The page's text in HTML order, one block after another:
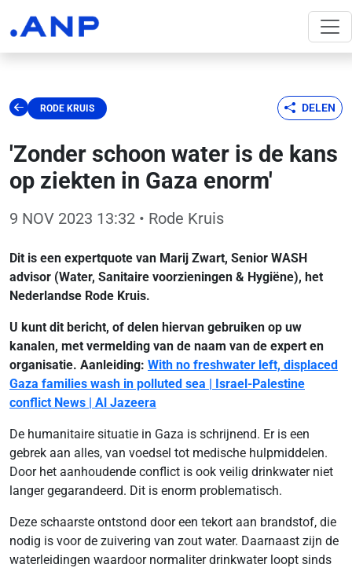
RODE KRUIS DELEN
'Zonder schoon water is de kans
op ziekten in Gaza enorm'
9 NOV 2023 13:32 • Rode Kruis
Dit is een expertquote van Marij Zwart, Senior WASH
advisor (Water, Sanitaire voorzieningen & Hygiëne), het
Nederlandse Rode Kruis.
U kunt dit bericht, of delen hiervan gebruiken op uw
kanalen, met vermelding van de naam van de expert en
organisatie. Aanleiding: With no freshwater left, displaced
Gaza families wash in polluted sea | Israel-Palestine
conflict News | Al Jazeera
De humanitaire situatie in Gaza is schrijnend. Er is een
gebrek aan alles, van voedsel tot medische hulpmiddelen.
Door het aanhoudende conflict is ook veilig drinkwater niet
langer gegarandeerd. Dit is enorm problematisch.
Deze schaarste ontstond door een tekort aan brandstof, die
nodig is voor de zuivering van zout water. Daarnaast zijn de
waterleidingen waardoor normaliter drinkwater loopt sinds